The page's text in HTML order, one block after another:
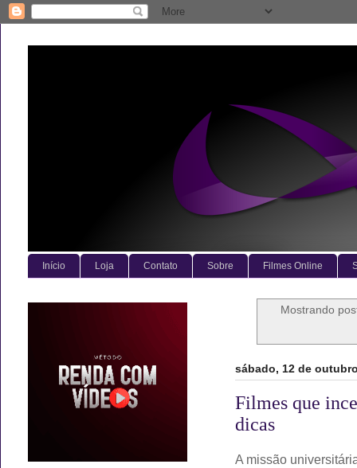
Início Loja Contato Sobre Filmes Online
Mostrando
sábado, 12 de
Filmes que
dicas
A missão